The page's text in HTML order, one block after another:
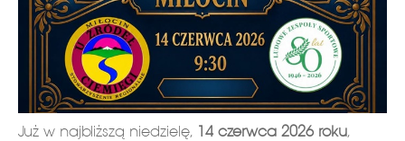
Już w najbliższą niedzielę, 14 czerwca 2026 roku,